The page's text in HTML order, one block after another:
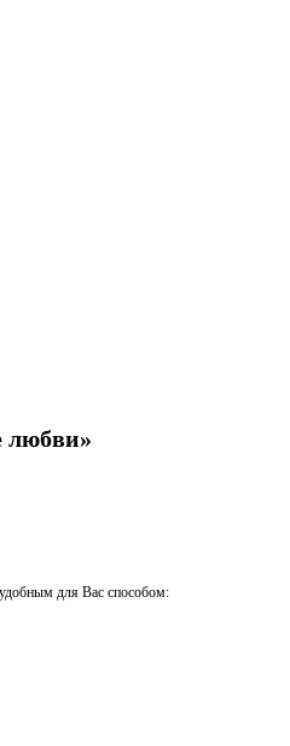
любви»
для Вас способом: